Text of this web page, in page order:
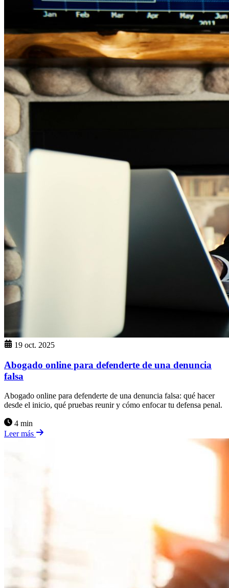
19 oct. 2025
Abogado online para defenderte de una denuncia
falsa
Abogado online para defenderte de una denuncia falsa: qué hacer
desde el inicio, qué pruebas reunir y cómo enfocar tu defensa penal.
4 min
Leer más